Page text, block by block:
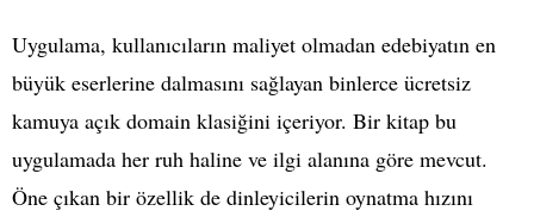
Uygulama, kullanıcıların maliyet olmadan edebiyatın en
büyük eserlerine dalmasını sağlayan binlerce ücretsiz
kamuya açık domain klasiğini içeriyor. Bir kitap bu
uygulamada her ruh haline ve ilgi alanına göre mevcut.
Öne çıkan bir özellik de dinleyicilerin oynatma hızını